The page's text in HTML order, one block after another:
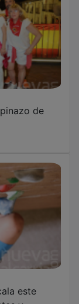
y